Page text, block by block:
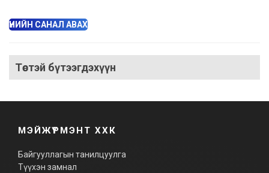
ҮНИЙН САНАЛ АВАХ
Төстэй бүтээгдэхүүн
МЭЙЖҮРМЭНТ ХХК
Байгууллагын танилцуулга
Түүхэн замнал